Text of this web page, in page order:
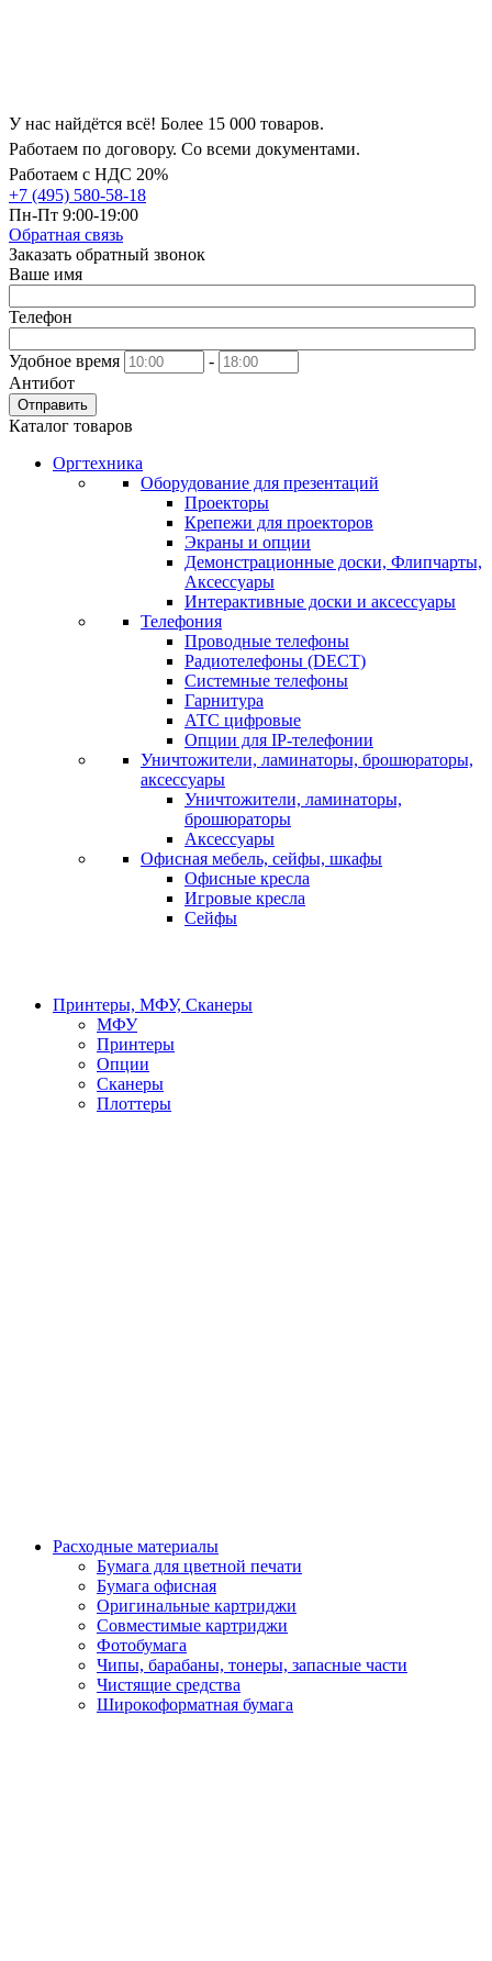
У нас найдётся всё! Более 15 000 товаров.
Работаем по договору. Со всеми документами.
Работаем с НДС 20%
+7 (495) 580-58-18
Пн-Пт 9:00-19:00
Обратная связь
Заказать обратный звонок
Ваше имя
Телефон
Удобное время
-
Антибот
Отправить
Каталог товаров
Оргтехника
Оборудование для презентаций
Проекторы
Крепежи для проекторов
Экраны и опции
Демонстрационные доски, Флипчарты,
Аксессуары
Интерактивные доски и аксессуары
Телефония
Проводные телефоны
Радиотелефоны (DECT)
Системные телефоны
Гарнитура
АТС цифровые
Опции для IP-телефонии
Уничтожители, ламинаторы, брошюраторы,
аксессуары
Уничтожители, ламинаторы,
брошюраторы
Аксессуары
Офисная мебель, сейфы, шкафы
Офисные кресла
Игровые кресла
Сейфы
Принтеры, МФУ, Сканеры
МФУ
Принтеры
Опции
Сканеры
Плоттеры
Расходные материалы
Бумага для цветной печати
Бумага офисная
Оригинальные картриджи
Совместимые картриджи
Фотобумага
Чипы, барабаны, тонеры, запасные части
Чистящие средства
Широкоформатная бумага